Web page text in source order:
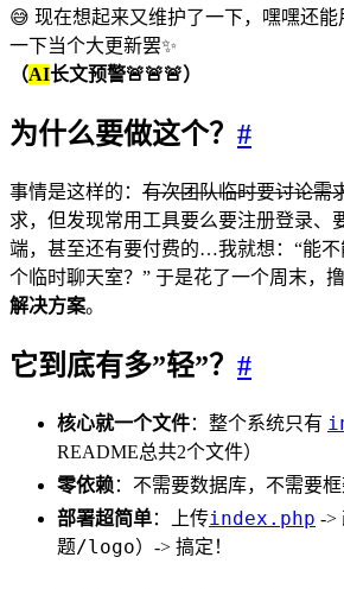
😅 现在想起来又维护了一下，嘿嘿还
一下当个大更新罢✨
（AI长文预警🚨🚨🚨）
为什么要做这个？ #
事情是这样的： 有次团队临时要讨论需
求，但发现常用工具要么要注册登录、
端，甚至还有要付费的…我就想：“能
个临时聊天室？” 于是花了一个周末，
解决方案。
它到底有多”轻”？ #
核心就一个文件：整个系统只有
README总共2个文件）
零依赖：不需要数据库，不需要
部署超简单：上传index.php ->
题/logo） -> 搞定！